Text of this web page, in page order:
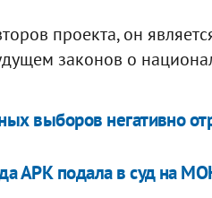
проекта, он
законов о
выборов негативно
АРК подала в суд на